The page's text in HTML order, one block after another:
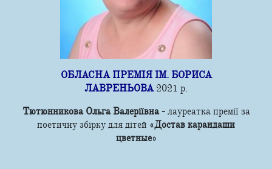
ОБЛАСНА ПРЕМІЯ ІМ. БОРИСА
ЛАВРЕНЬОВА 2021 р.
Tютюнникoвa Ольга Валеріївна - лауреатка премії зa
пoетичну збірку для дітeй «Дocтaв кapaндaши
цвeтныe»